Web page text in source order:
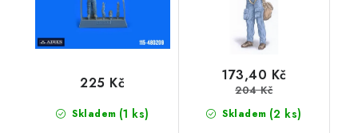
Skladem (1 ks)
225 Kč
Skladem (2 ks)
173,40 Kč
204 Kč